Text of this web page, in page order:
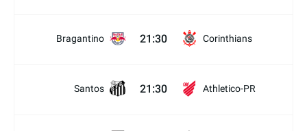
Bragantino 21:30 Corinthians
Santos 21:30 Athletico-PR